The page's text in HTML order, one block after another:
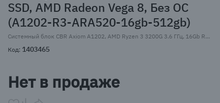
SSD, AMD Radeon Vega 8, Без ОС
(A1202-R3-ARA520-16gb-512gb)
Системный блок CBR Axiom A1202, AMD Ryzen 3 3200G 3.6 ГГц, 16Gb RAM, 512Gb SSD, AMD Radeon Vega 8, Без ОС, черный (A1202-R3-ARA520-16gb-512gb)
Код: 1403465
Нет в продаже